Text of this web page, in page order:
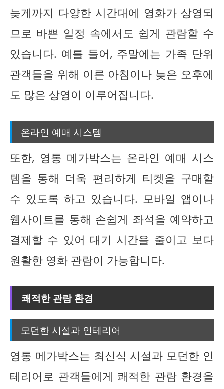
늦게까지 다양한 시간대에 영화가 상영되
므로 바쁜 일정 속에서도 쉽게 관람할 수
있습니다. 예를 들어, 주말에는 가족 단위
관객들을 위해 이른 아침이나 늦은 오후에
도 많은 상영이 이루어집니다.
온라인 예매 시스템
또한, 영통 메가박스는 온라인 예매 시스
템을 통해 더욱 편리하게 티켓을 구매할
수 있도록 하고 있습니다. 모바일 앱이나
웹사이트를 통해 손쉽게 좌석을 예약하고
결제할 수 있어 대기 시간을 줄이고 보다
원활한 영화 관람이 가능합니다.
쾌적한 관람 환경
모던한 시설과 인테리어
영통 메가박스는 최신식 시설과 모던한 인
테리어로 관객들에게 쾌적한 관람 환경을